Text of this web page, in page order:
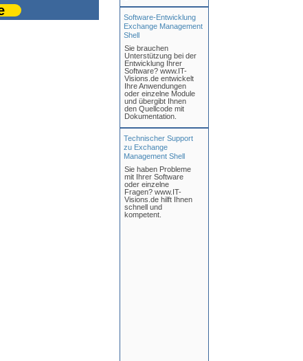
Software-Entwicklung
Exchange Management
Shell
Sie brauchen
Unterstützung bei der
Entwicklung Ihrer
Software? www.IT-
Visions.de entwickelt
Ihre Anwendungen
oder einzelne Module
und übergibt Ihnen
den Quellcode mit
Dokumentation.
Technischer Support
zu Exchange
Management Shell
Sie haben Probleme
mit Ihrer Software
oder einzelne
Fragen? www.IT-
Visions.de hilft Ihnen
schnell und
kompetent.